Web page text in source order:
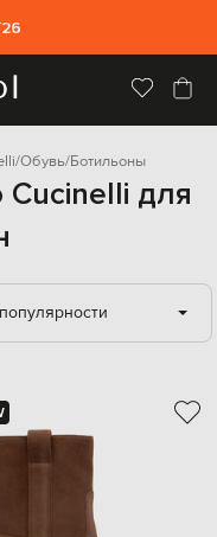
Обувь Ботильоны
для